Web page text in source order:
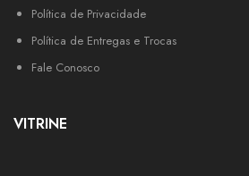
Política de Privacidade
Política de Entregas e Trocas
Fale Conosco
VITRINE